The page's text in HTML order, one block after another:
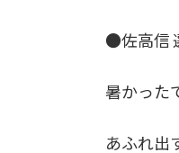
●佐高信
暑かった
あふれ